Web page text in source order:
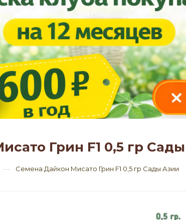
Грин F1 0,5 гр
— Семена Дайкон Мисато Грин F1 0,5 гр Сады Азии